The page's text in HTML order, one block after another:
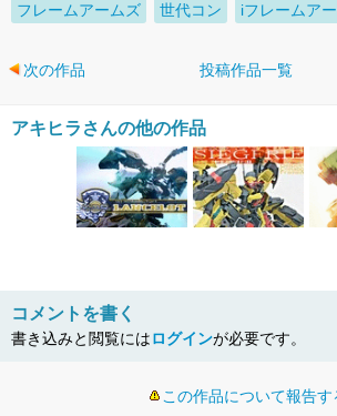
フレームアームズ 世代コン iフレームア
次の作品 投稿作品一覧
アキヒラさんの他の作品
コメントを書く
書き込みと閲覧にはログインが必要です。
この作品について報告す